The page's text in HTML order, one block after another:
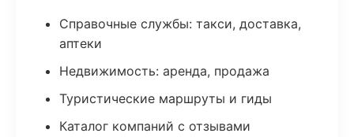
Справочные службы: такси, доставка,
аптеки
Недвижимость: аренда, продажа
Туристические маршруты и гиды
Каталог компаний с отзывами